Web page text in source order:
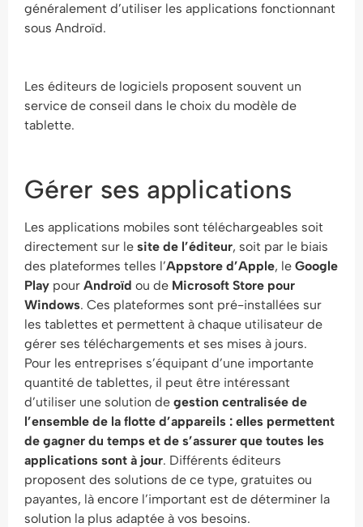
généralement d’utiliser les applications fonctionnant
sous Androïd.
Les éditeurs de logiciels proposent souvent un
service de conseil dans le choix du modèle de
tablette.
Gérer ses applications
Les applications mobiles sont téléchargeables soit
directement sur le site de l’éditeur, soit par le biais
des plateformes telles l’Appstore d’Apple, le Google
Play pour Androïd ou de Microsoft Store pour
Windows. Ces plateformes sont pré-installées sur
les tablettes et permettent à chaque utilisateur de
gérer ses téléchargements et ses mises à jours.
Pour les entreprises s’équipant d’une importante
quantité de tablettes, il peut être intéressant
d’utiliser une solution de gestion centralisée de
l’ensemble de la flotte d’appareils : elles permettent
de gagner du temps et de s’assurer que toutes les
applications sont à jour. Différents éditeurs
proposent des solutions de ce type, gratuites ou
payantes, là encore l’important est de déterminer la
solution la plus adaptée à vos besoins.